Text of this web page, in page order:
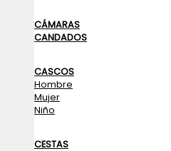
CÁMARAS
CANDADOS
CASCOS
Hombre
Mujer
Niño
CESTAS